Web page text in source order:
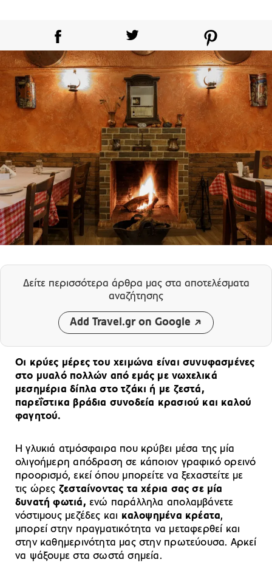
Δείτε περισσότερα άρθρα μας στα αποτελέσματα
αναζήτησης
Add Travel.gr on Google
Οι κρύες μέρες του χειμώνα είναι συνυφασμένες
στο μυαλό πολλών από εμάς με νωχελικά
μεσημέρια δίπλα στο τζάκι ή με ζεστά,
παρεΐστικα βράδια συνοδεία κρασιού και καλού
φαγητού.
Η γλυκιά ατμόσφαιρα που κρύβει μέσα της μία
ολιγοήμερη απόδραση σε κάποιον γραφικό ορεινό
προορισμό, εκεί όπου μπορείτε να ξεχαστείτε με
τις ώρες ζεσταίνοντας τα χέρια σας σε μία
δυνατή φωτιά, ενώ παράλληλα απολαμβάνετε
νόστιμους μεζέδες και καλοψημένα κρέατα,
μπορεί στην πραγματικότητα να μεταφερθεί και
στην καθημερινότητα μας στην πρωτεύουσα. Αρκεί
να ψάξουμε στα σωστά σημεία.